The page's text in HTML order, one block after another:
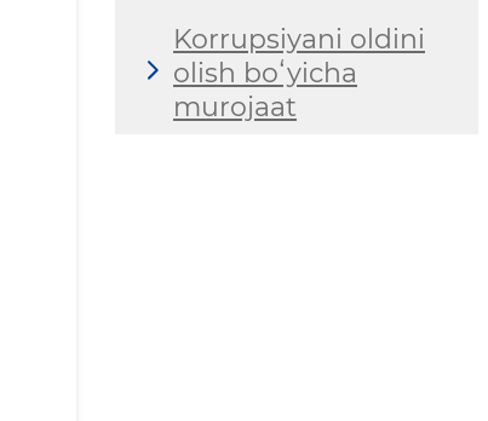
Korrupsiyani oldini
olish boʻyicha
murojaat